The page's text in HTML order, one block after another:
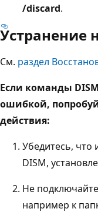
/discard.
Устранение
См. раздел
Если команды
ошибкой,
действия:
Убедитесь, что
DISM,
Не
например к